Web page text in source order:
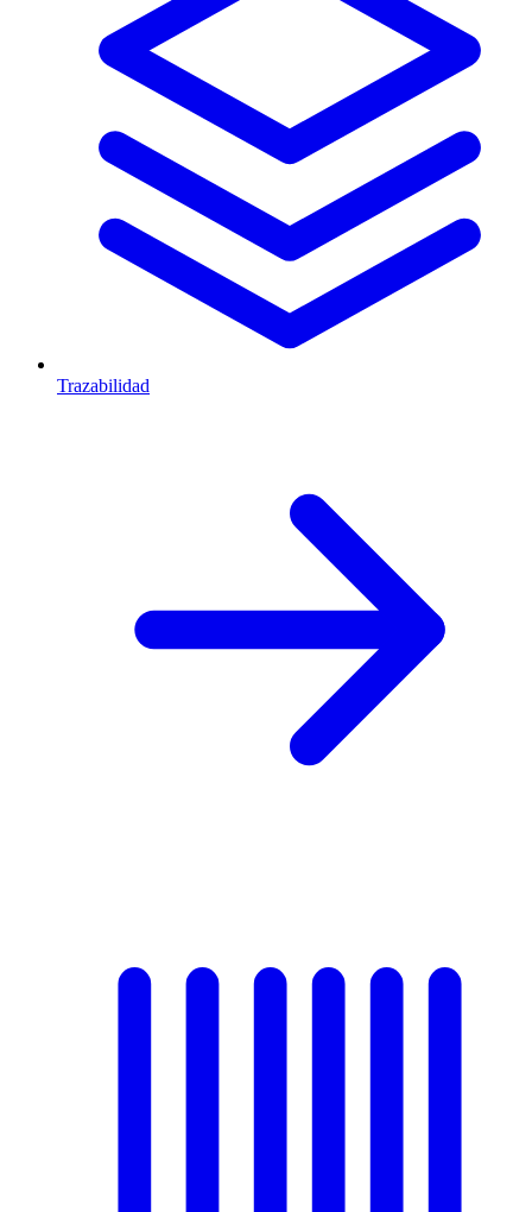
Trazabilidad